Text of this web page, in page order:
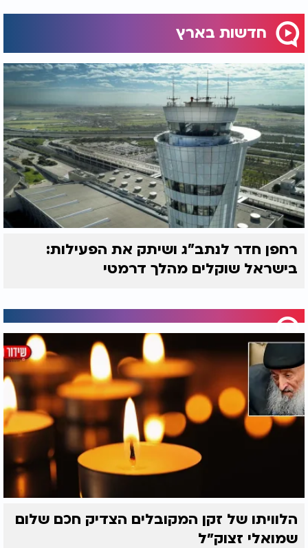
חדשות בארץ
רחפן חדר לנתב"ג ושיתק את הפעילות:
בישראל שוקלים מהלך דרמטי
הלוויתו של זקן המקובלים הצדיק חכם שלום
שמואלי זצוק״ל